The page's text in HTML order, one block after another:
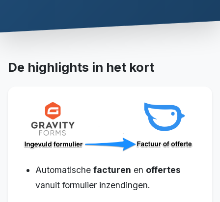
De highlights in het kort
Automatische facturen en offertes
vanuit formulier inzendingen.